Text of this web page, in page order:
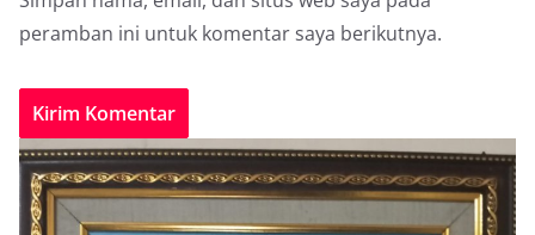
peramban ini untuk komentar saya berikutnya.